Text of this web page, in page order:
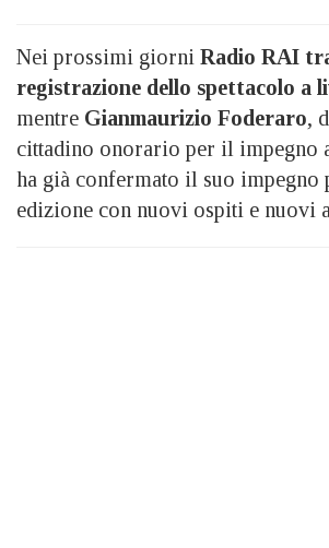
Nei prossimi giorni Radio RAI
registrazione dello spettacolo a
mentre Gianmaurizio Foderaro,
cittadino onorario per il impegno
ha già confermato il suo impegno
edizione con nuovi ospiti e nuovi